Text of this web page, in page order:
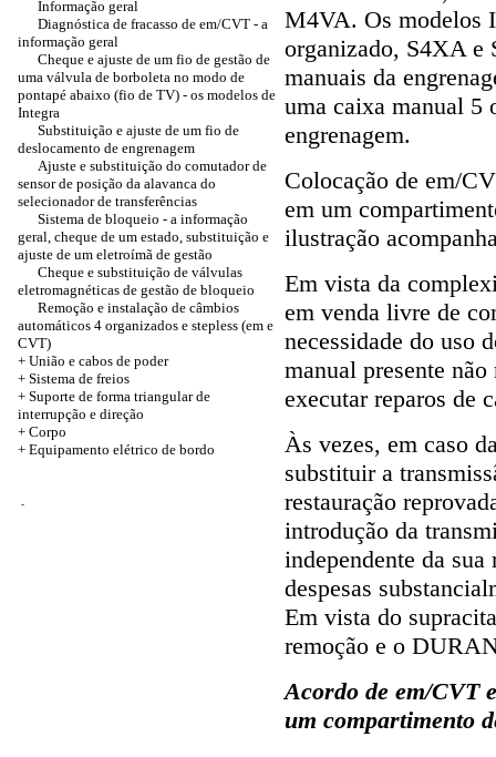
Informação geral
Diagnóstica de fracasso de em/CVT - a
informação geral
Cheque e ajuste de um fio de gestão de
uma válvula de borboleta no modo de
pontapé abaixo (fio de TV) - os modelos de
Integra
Substituição e ajuste de um fio de
deslocamento de engrenagem
Ajuste e substituição do comutador de
sensor de posição da alavanca do
selecionador de transferências
Sistema de bloqueio - a informação
geral, cheque de um estado, substituição e
ajuste de um eletroímã de gestão
Cheque e substituição de válvulas
eletromagnéticas de gestão de bloqueio
Remoção e instalação de câmbios
automáticos 4 organizados e stepless (em e
CVT)
+ União e cabos de poder
+ Sistema de freios
+ Suporte de forma triangular de
interrupção e direção
+ Corpo
+ Equipamento elétrico de bordo
-
M4VA. Os modelos
organizado, S4XA e
manuais da
uma caixa manual 5
engrenagem.
Colocação de em/
em um
ilustração
Em vista da
em venda livre de
necessidade do uso
manual presente
executar reparos de
Às vezes, em caso
substituir a
restauração
introdução da
independente da
despesas
Em vista do
remoção e o
Acordo de em/CVT
um compartimento